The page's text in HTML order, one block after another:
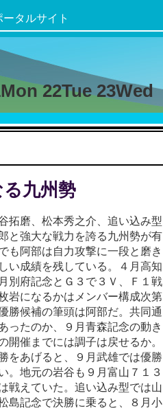
タルサイト
22Tue 23Wed
九州勢
拓磨、松本秀之介、追い込み型
と強大な戦力を誇る九州勢が有
も阿部は自力攻撃に一段と磨き
い成績を残している。４月高知
別府記念とＧ３で３Ｖ、Ｆ１戦
岩になるかはメンバー構成次第
勝候補の筆頭は阿部だ。共同通
ったのか、９月青森記念の動き
開催までには調子は戻せるか。
をあげると、９月武雄では優勝
。地元の岩谷も９月富山７１３
戦えていた。追い込み型では山
島記念で決勝に乗ると、８月小